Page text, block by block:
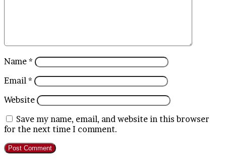
Name *
Email *
Website
Save my name, email, and website in this browser
for the next time I comment.